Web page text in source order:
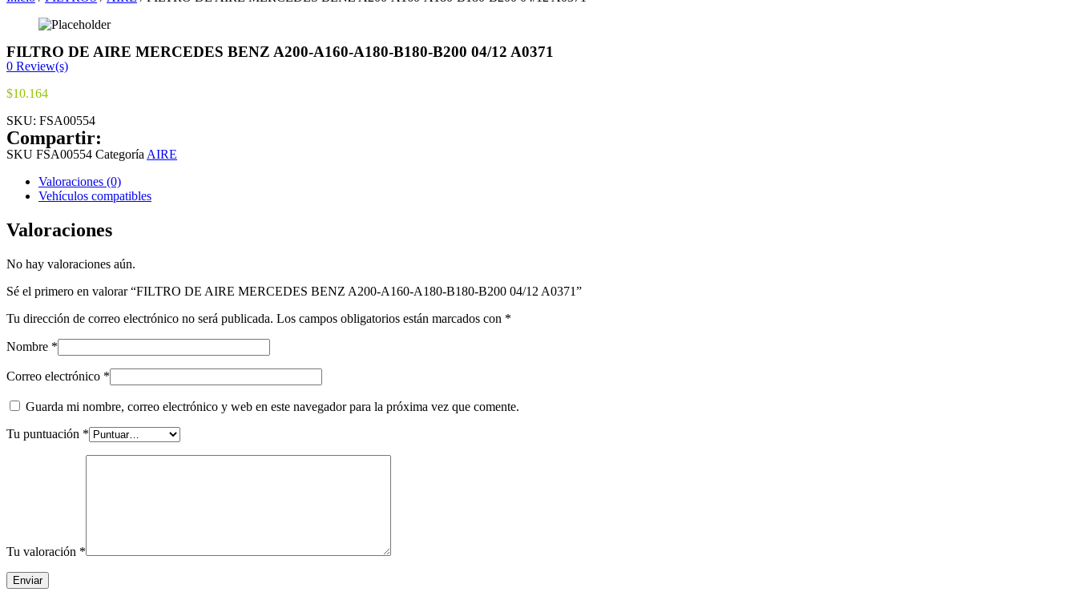
FILTRO DE AIRE MERCEDES BENZ A200-A160-A180-B180-B200 04/12 A0371
0 Review(s)
$10.164
SKU: FSA00554
Compartir:
SKU FSA00554 Categoría AIRE
Valoraciones (0)
Vehículos compatibles
Valoraciones
No hay valoraciones aún.
Sé el primero en valorar “FILTRO DE AIRE MERCEDES BENZ A200-A160-A180-B180-B200 04/12 A0371”
Tu dirección de correo electrónico no será publicada. Los campos obligatorios están marcados con *
Nombre *
Correo electrónico *
Guarda mi nombre, correo electrónico y web en este navegador para la próxima vez que comente.
Tu puntuación *
Tu valoración *